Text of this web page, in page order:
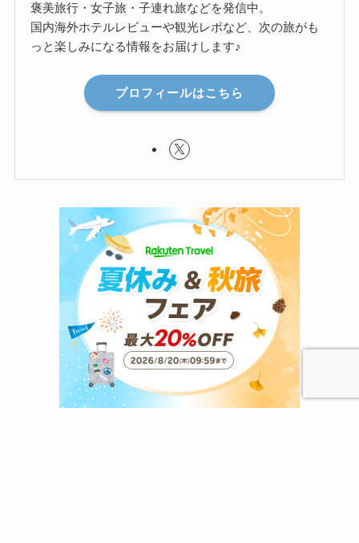
褒美旅行・女子旅・子連れ旅などを発信中。
国内海外ホテルレビューや観光レポなど、次の旅がも
っと楽しみになる情報をお届けします♪
プロフィールはこちら